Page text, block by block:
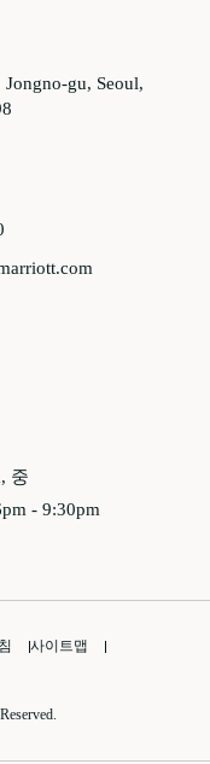
gu, Seoul,
중
- 9:30pm
사이트맵